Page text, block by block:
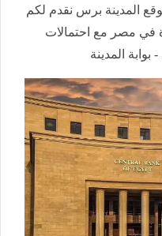
المدينة برس نقدم لكم
في مصر مع احتمالات
المدينة